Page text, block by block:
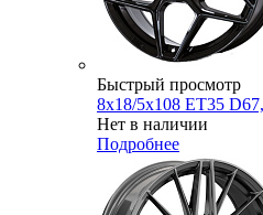
Быстрый просмотр
8x18/5x108 ET35
Нет в наличии
Подробнее